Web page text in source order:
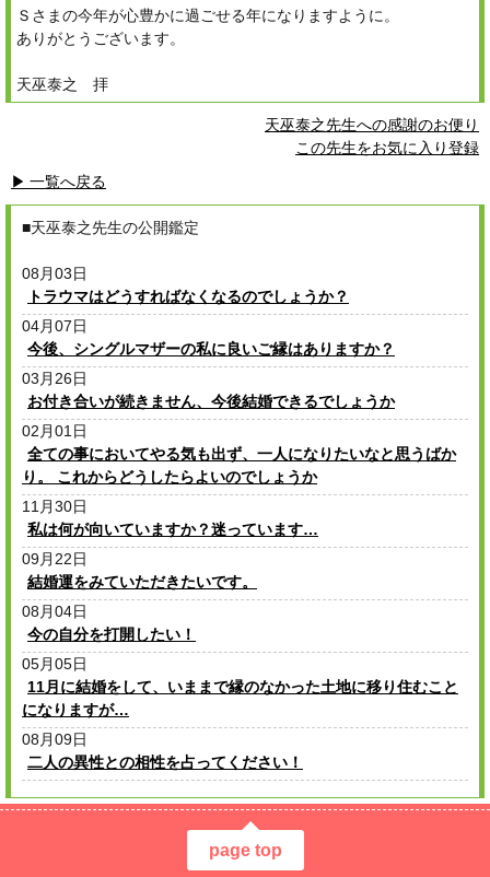
Ｓさまの今年が心豊かに過ごせる年になりますように。
ありがとうございます。
天巫泰之 拝
天巫泰之先生への感謝のお便り
この先生をお気に入り登録
▶ 一覧へ戻る
■天巫泰之先生の公開鑑定
08月03日
トラウマはどうすればなくなるのでしょうか？
04月07日
今後、シングルマザーの私に良いご縁はありますか？
03月26日
お付き合いが続きません、今後結婚できるでしょうか
02月01日
全ての事においてやる気も出ず、一人になりたいなと思うばか
り。 これからどうしたらよいのでしょうか
11月30日
私は何が向いていますか？迷っています…
09月22日
結婚運をみていただきたいです。
08月04日
今の自分を打開したい！
05月05日
11月に結婚をして、いままで縁のなかった土地に移り住むこと
になりますが…
08月09日
二人の異性との相性を占ってください！
page top